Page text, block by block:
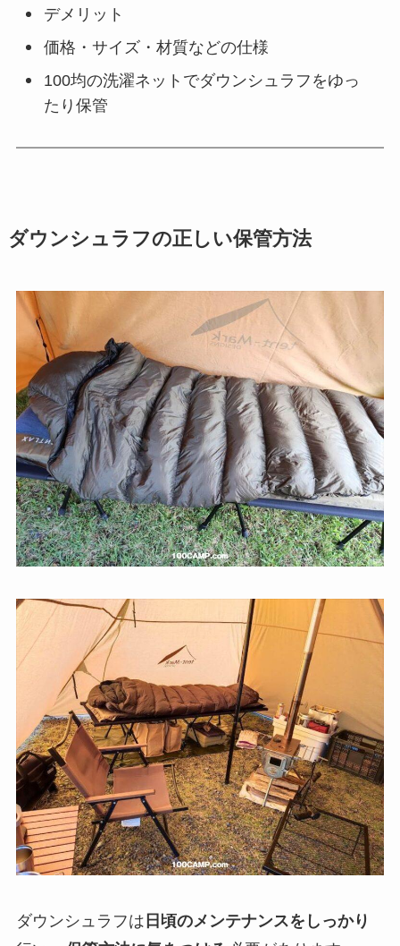
デメリット
価格・サイズ・材質などの仕様
100均の洗濯ネットでダウンシュラフをゆっ
たり保管
ダウンシュラフの正しい保管方法
ダウンシュラフは 日頃のメンテナンスをしっかり